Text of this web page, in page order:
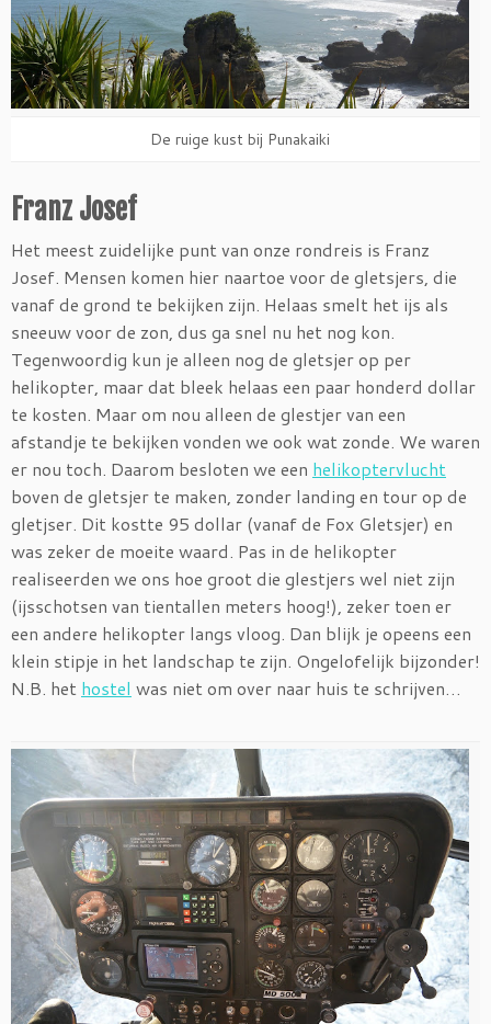
De ruige kust bij Punakaiki
Franz Josef
Het meest zuidelijke punt van onze rondreis is Franz
Josef. Mensen komen hier naartoe voor de gletsjers, die
vanaf de grond te bekijken zijn. Helaas smelt het ijs als
sneeuw voor de zon, dus ga snel nu het nog kon.
Tegenwoordig kun je alleen nog de gletsjer op per
helikopter, maar dat bleek helaas een paar honderd dollar
te kosten. Maar om nou alleen de glestjer van een
afstandje te bekijken vonden we ook wat zonde. We waren
er nou toch. Daarom besloten we een helikoptervlucht
boven de gletsjer te maken, zonder landing en tour op de
gletjser. Dit kostte 95 dollar (vanaf de Fox Gletsjer) en
was zeker de moeite waard. Pas in de helikopter
realiseerden we ons hoe groot die glestjers wel niet zijn
(ijsschotsen van tientallen meters hoog!), zeker toen er
een andere helikopter langs vloog. Dan blijk je opeens een
klein stipje in het landschap te zijn. Ongelofelijk bijzonder!
N.B. het hostel was niet om over naar huis te schrijven…